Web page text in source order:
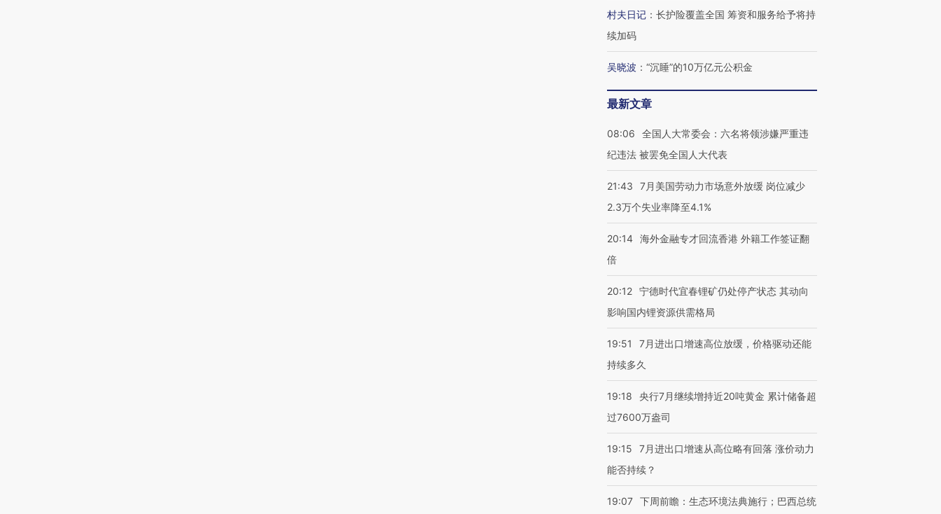
村夫日记 ： 长护险覆盖全国 筹资和服务给予将持
续加码
吴晓波 ： “沉睡”的10万亿元公积金
最新文章
08:06
全国人大常委会：六名将领涉嫌严重违
纪违法 被罢免全国人大代表
21:43
7月美国劳动力市场意外放缓 岗位减少
2.3万个失业率降至4.1%
20:14 海外金融专才回流香港 外籍工作签证翻
倍
20:12 宁德时代宜春锂矿仍处停产状态 其动向
影响国内锂资源供需格局
19:51
7月进出口增速高位放缓，价格驱动还能
持续多久
19:18
央行7月继续增持近20吨黄金 累计储备超
过7600万盎司
19:15
7月进出口增速从高位略有回落 涨价动力
能否持续？
19:07 下周前瞻：生态环境法典施行；巴西总统